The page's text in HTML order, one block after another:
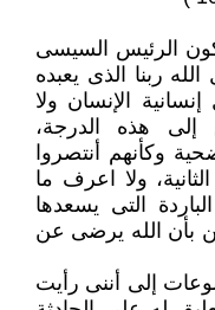
الرئيس السيسى
ربنا الذى يعبده
الإنسان ولا
هذه الدرجة،
وكأنهم أنتصروا
ولا اعرف ما
التى يسعدها
بأن الله يرضى عن
إلى أننى رأيت